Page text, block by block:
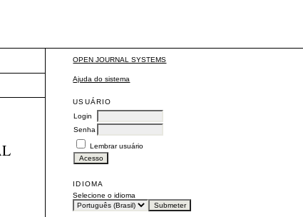
OPEN JOURNAL SYSTEMS
Ajuda do sistema
USUÁRIO
Login
Senha
Lembrar usuário
IDIOMA
Selecione o idioma